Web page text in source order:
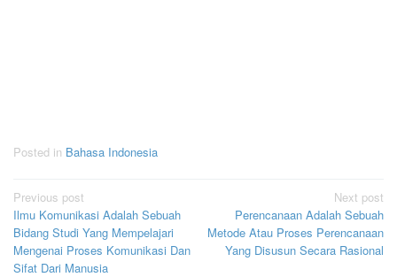
Posted in Bahasa Indonesia
Post
navigation
Previous post
Ilmu Komunikasi Adalah Sebuah
Bidang Studi Yang Mempelajari
Mengenai Proses Komunikasi Dan
Sifat Dari Manusia
Next post
Perencanaan Adalah Sebuah
Metode Atau Proses Perencanaan
Yang Disusun Secara Rasional